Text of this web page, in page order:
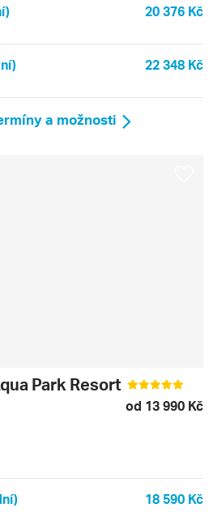
20 376 Kč
22 348 Kč
a možnosti
Park Resort
od 13 990 Kč
18 590 Kč